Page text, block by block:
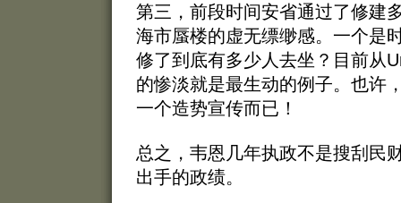
第三，前段时间安省通过了修建
海市蜃楼的虚无缥缈感。一个是
修了到底有多少人去坐？目前从
的惨淡就是最生动的例子。也许
一个造势宣传而已！
总之，韦恩几年执政不是搜刮民
出手的政绩。